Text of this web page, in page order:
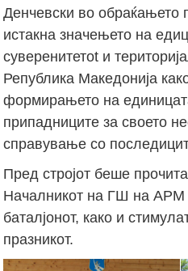
Денчевски во обраќањето
истакна значењето на
суверенитетоt и
Република Македонија
формирањето на
припадниците за своето
справување со
Пред стројот беше
Началникот на ГШ на АРМ
баталјонот, како и
празникот.